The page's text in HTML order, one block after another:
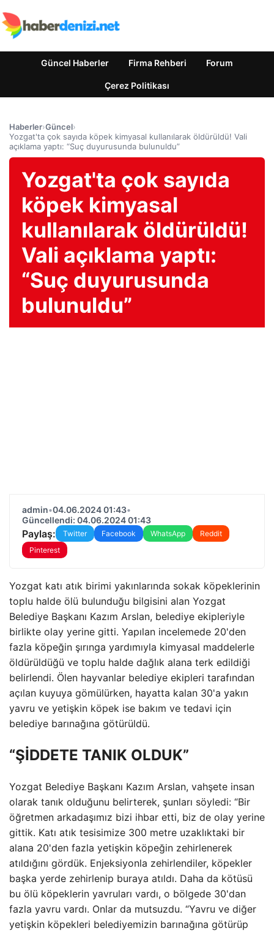
Güncel Haberler Firma Rehberi Forum
Çerez Politikası
Haberler›Güncel›
Yozgat'ta çok sayıda köpek kimyasal kullanılarak öldürüldü! Vali
açıklama yaptı: “Suç duyurusunda bulunuldu”
Yozgat'ta çok sayıda
köpek kimyasal
kullanılarak öldürüldü!
Vali açıklama yaptı:
“Suç duyurusunda
bulunuldu”
admin•04.06.2024 01:43•
Güncellendi: 04.06.2024 01:43
Paylaş: Twitter Facebook WhatsApp
Reddit
Pinterest
Yozgat katı atık birimi yakınlarında sokak köpeklerinin
toplu halde ölü bulunduğu bilgisini alan Yozgat
Belediye Başkanı Kazım Arslan, belediye ekipleriyle
birlikte olay yerine gitti. Yapılan incelemede 20'den
fazla köpeğin şırınga yardımıyla kimyasal maddelerle
öldürüldüğü ve toplu halde dağlık alana terk edildiği
belirlendi. Ölen hayvanlar belediye ekipleri tarafından
açılan kuyuya gömülürken, hayatta kalan 30'a yakın
yavru ve yetişkin köpek ise bakım ve tedavi için
belediye barınağına götürüldü.
“ŞİDDETE TANIK OLDUK”
Yozgat Belediye Başkanı Kazım Arslan, vahşete insan
olarak tanık olduğunu belirterek, şunları söyledi: “Bir
öğretmen arkadaşımız bizi ihbar etti, biz de olay yerine
gittik. Katı atık tesisimize 300 metre uzaklıktaki bir
alana 20'den fazla yetişkin köpeğin zehirlenerek
atıldığını gördük. Enjeksiyonla zehirlendiler, köpekler
başka yerde zehirlenip buraya atıldı. Daha da kötüsü
bu ölü köpeklerin yavruları vardı, o bölgede 30'dan
fazla yavru vardı. Onlar da mutsuzdu. “Yavru ve diğer
yetişkin köpekleri belediyemizin barınağına götürüp